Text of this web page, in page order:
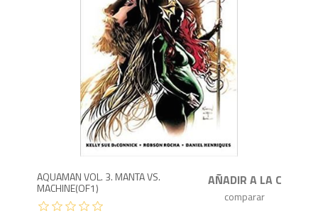
AQUAMAN VOL. 3. MANTA VS.
MACHINE(OF1)